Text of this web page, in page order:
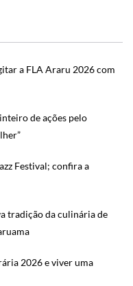
a FLA Araru 2026 com
de ações pelo
Festival; confira a
tradição da culinária de
2026 e viver uma